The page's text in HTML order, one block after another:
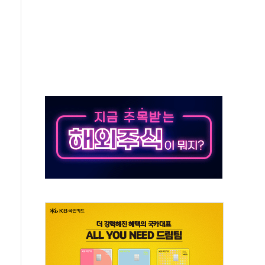
자회견·주요 정당 - 8월 7일
이온큐·도어대시↑ VS 샌디스크·피그마·앱러빈↓
반대…상법·자본시장법 개정 논의"
차익실현 속 혼조세...웨스턴디지털·샌디스크↓